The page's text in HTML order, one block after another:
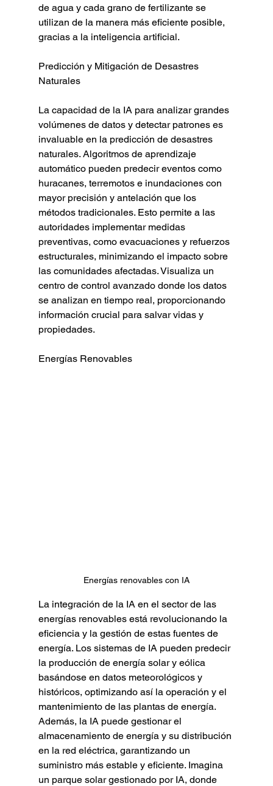
de agua y cada grano de fertilizante se
utilizan de la manera más eficiente posible,
gracias a la inteligencia artificial.
Predicción y Mitigación de Desastres
Naturales
La capacidad de la IA para analizar grandes
volúmenes de datos y detectar patrones es
invaluable en la predicción de desastres
naturales. Algoritmos de aprendizaje
automático pueden predecir eventos como
huracanes, terremotos e inundaciones con
mayor precisión y antelación que los
métodos tradicionales. Esto permite a las
autoridades implementar medidas
preventivas, como evacuaciones y refuerzos
estructurales, minimizando el impacto sobre
las comunidades afectadas. Visualiza un
centro de control avanzado donde los datos
se analizan en tiempo real, proporcionando
información crucial para salvar vidas y
propiedades.
Energías Renovables
Energías renovables con IA
La integración de la IA en el sector de las
energías renovables está revolucionando la
eficiencia y la gestión de estas fuentes de
energía. Los sistemas de IA pueden predecir
la producción de energía solar y eólica
basándose en datos meteorológicos y
históricos, optimizando así la operación y el
mantenimiento de las plantas de energía.
Además, la IA puede gestionar el
almacenamiento de energía y su distribución
en la red eléctrica, garantizando un
suministro más estable y eficiente. Imagina
un parque solar gestionado por IA, donde